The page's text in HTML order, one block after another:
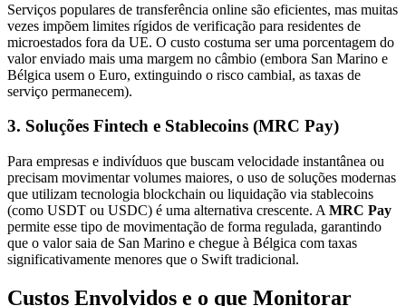
Serviços populares de transferência online são eficientes, mas muitas
vezes impõem limites rígidos de verificação para residentes de
microestados fora da UE. O custo costuma ser uma porcentagem do
valor enviado mais uma margem no câmbio (embora San Marino e
Bélgica usem o Euro, extinguindo o risco cambial, as taxas de
serviço permanecem).
3. Soluções Fintech e Stablecoins (MRC Pay)
Para empresas e indivíduos que buscam velocidade instantânea ou
precisam movimentar volumes maiores, o uso de soluções modernas
que utilizam tecnologia blockchain ou liquidação via stablecoins
(como USDT ou USDC) é uma alternativa crescente. A MRC Pay
permite esse tipo de movimentação de forma regulada, garantindo
que o valor saia de San Marino e chegue à Bélgica com taxas
significativamente menores que o Swift tradicional.
Custos Envolvidos e o que Monitorar